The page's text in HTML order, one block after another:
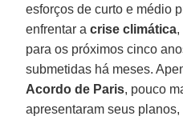
esforços de curto e médio
enfrentar acrise climática,
para os próximos cinco
submetidas há meses.
Acordo de Paris, pouco
apresentaram seus